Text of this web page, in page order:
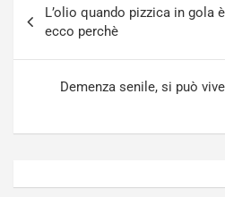
articoli
L’olio quando pizzica in gola
ecco perchè
Demenza senile, si può